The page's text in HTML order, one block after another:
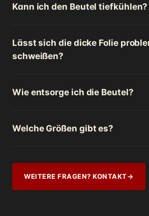
Kann ich den Beutel tiefkühlen?
Lässt sich die dicke Folie
schweißen?
Wie entsorge ich die Beutel?
Welche Größen gibt es?
WEITERE FRAGEN? KONTAKT→